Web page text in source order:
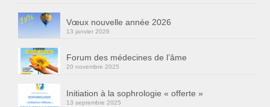
Vœux nouvelle année 2026
13 janvier 2026
Forum des médecines de l’âme
20 novembre 2025
Initiation à la sophrologie « offerte »
13 septembre 2025